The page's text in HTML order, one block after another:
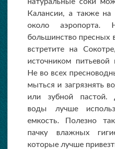
Калансии, а также на
около аэропорта.
большинство пресных
встретите на
источником
Не во всех
мыться и загрязнять
или зубной пастой.
воды лучше
емкость. Полезно
пачку влажных
которые лучше